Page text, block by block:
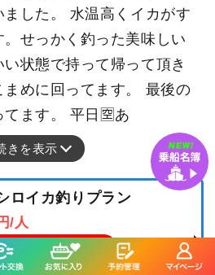
した。 水温高くイカがす
。せっかく釣った美味しい
状態で持って帰って頂き
まめに回ってます。 最後の
てます。 平日🈳あ
きを表示
イカ釣りプラン
/人
イント還元